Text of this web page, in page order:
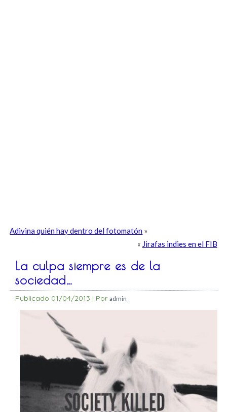
Adivina quién hay dentro del fotomatón »
« Jirafas indies en el FIB
La culpa siempre es de la
sociedad…
Publicado 01/04/2013 | Por admin